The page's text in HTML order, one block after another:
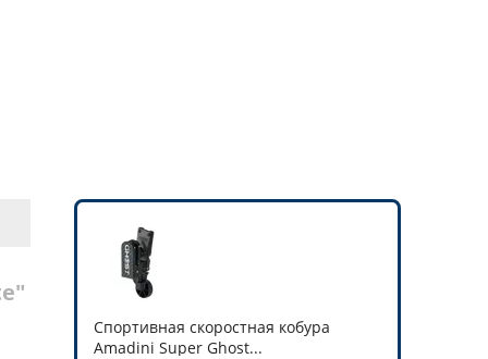
Спортивная скоростная кобура
Amadini Super Ghost...